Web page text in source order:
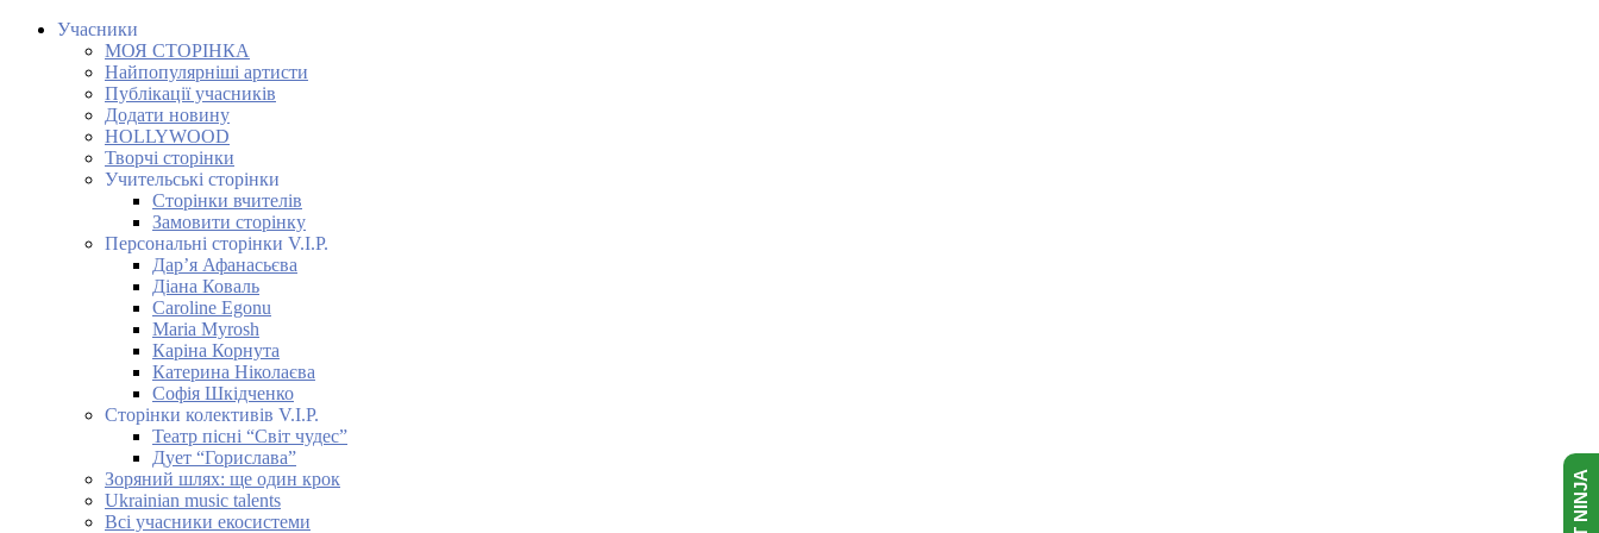
Учасники
МОЯ СТОРІНКА
Найпопулярніші артисти
Публікації учасників
Додати новину
HOLLYWOOD
Творчі сторінки
Учительські сторінки
Сторінки вчителів
Замовити сторінку
Персональні сторінки V.I.P.
Дар’я Афанасьєва
Діана Коваль
Caroline Egonu
Maria Myrosh
Каріна Корнута
Катерина Ніколаєва
Софія Шкідченко
Сторінки колективів V.I.P.
Театр пісні “Світ чудес”
Дует “Горислава”
Зоряний шлях: ще один крок
Ukrainian music talents
Всі учасники екосистеми